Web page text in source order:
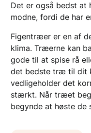
Det er også bedst at
modne, fordi de har
Figentræer er en af
klima. Træerne kan
gode til at spise rå
det bedste træ til dit
vedligeholder det
stærkt. Når træet
begynde at høste de